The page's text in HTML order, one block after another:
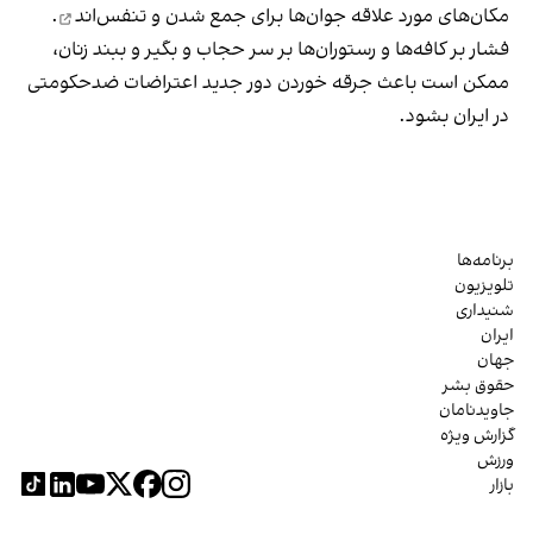
مکان‌های مورد علاقه جوان‌ها برای جمع شدن و تنفس‌اند
.
فشار بر کافه‌ها و رستوران‌ها بر سر حجاب و بگیر و ببند زنان،
ممکن است باعث جرقه خوردن دور جدید اعتراضات ضدحکومتی
در ایران بشود.
برنامه‌ها
تلویزیون
شنیداری
ایران
جهان
حقوق بشر
جاویدنامان
گزارش ویژه
ورزش
بازار